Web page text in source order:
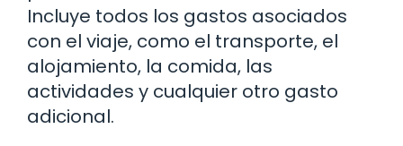
Incluye todos los gastos asociados
con el viaje, como el transporte, el
alojamiento, la comida, las
actividades y cualquier otro gasto
adicional.